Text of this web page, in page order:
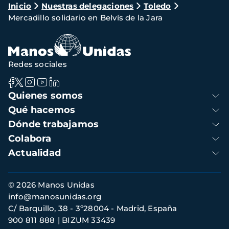
Ruta
de
navegación
Inicio Nuestras delegaciones
Toledo
Mercadillo solidario en Belvís de la Jara
Navegación
principal
Quienes somos
Qué hacemos
Dónde trabajamos
Colabora
Actualidad
Redes sociales
Información
de
contacto
© 2026 Manos Unidas
C/ Barquillo, 38 - 3º28004 - Madrid, España
900 811 888
BIZUM 33439
info@manosunidas.org